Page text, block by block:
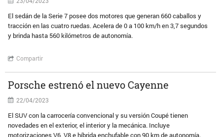
El sedán de la Serie 7 posee dos motores que generan 660 caballos y
tracción en las cuatro ruedas. Acelera de 0 a 100 km/h en 3,7 segundos
y brinda hasta 560 kilómetros de autonomía.
Compartir
Porsche estrenó el nuevo Cayenne
22/04/2023
El SUV con la carrocería convencional y su versión Coupé tienen
novedades en el exterior, el interior y la mecánica. Incluye
motorizaciones V6, V8 e híbrida enchufable con 90 km de autonomía.